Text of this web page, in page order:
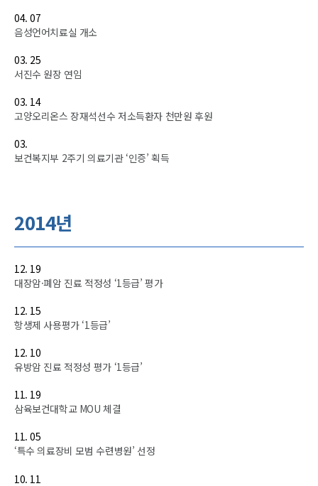
04. 07
음성언어치료실 개소
03. 25
서진수 원장 연임
03. 14
고양오리온스 장재석선수 저소득환자 천만원 후원
03.
보건복지부 2주기 의료기관 ‘인증’ 획득
2014년
12. 19
대장암·폐암 진료 적정성 ‘1등급’ 평가
12. 15
항생제 사용평가 ‘1등급’
12. 10
유방암 진료 적정성 평가 ‘1등급’
11. 19
삼육보건대학교 MOU 체결
11. 05
‘특수 의료장비 모범 수련병원’ 선정
10. 11